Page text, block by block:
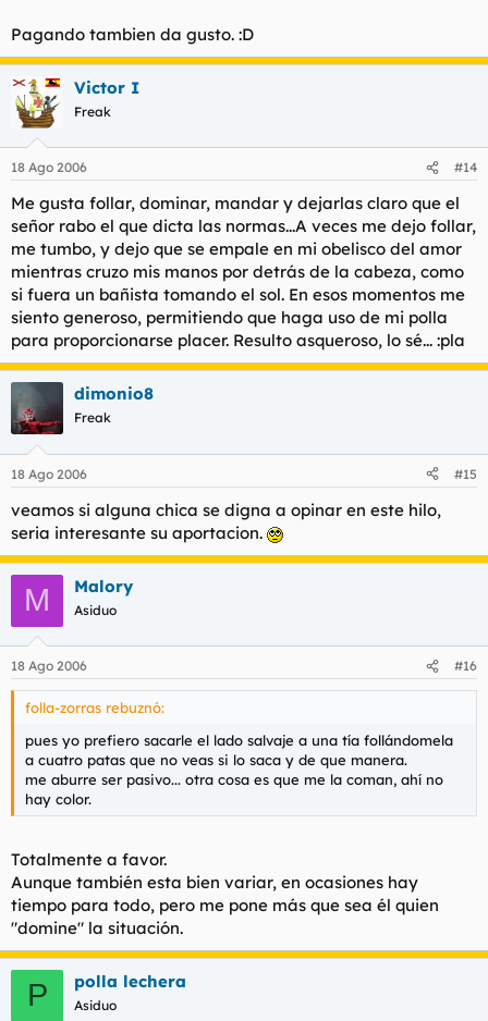
Pagando!!
Pagando tambien da gusto. :D
Victor I
Freak
18 Ago 2006 #14
Me gusta follar, dominar, mandar y dejarlas claro que el
señor rabo el que dicta las normas...A veces me dejo follar,
me tumbo, y dejo que se empale en mi obelisco del amor
mientras cruzo mis manos por detrás de la cabeza, como
si fuera un bañista tomando el sol. En esos momentos me
siento generoso, permitiendo que haga uso de mi polla
para proporcionarse placer. Resulto asqueroso, lo sé... :pla
dimonio8
Freak
18 Ago 2006 #15
veamos si alguna chica se digna a opinar en este hilo,
seria interesante su aportacion.
M Malory
Asiduo
18 Ago 2006 #16
folla-zorras rebuznó:
pues yo prefiero sacarle el lado salvaje a una tía follándomela
a cuatro patas que no veas si lo saca y de que manera.
me aburre ser pasivo... otra cosa es que me la coman, ahí no
hay color.
Totalmente a favor.
Aunque también esta bien variar, en ocasiones hay
tiempo para todo, pero me pone más que sea él quien
"domine" la situación.
P polla lechera
Asiduo